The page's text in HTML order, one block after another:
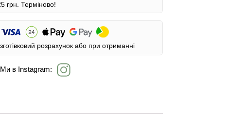
грн. Терміново!
розрахунок або при отриманні
Ми в Instagram: